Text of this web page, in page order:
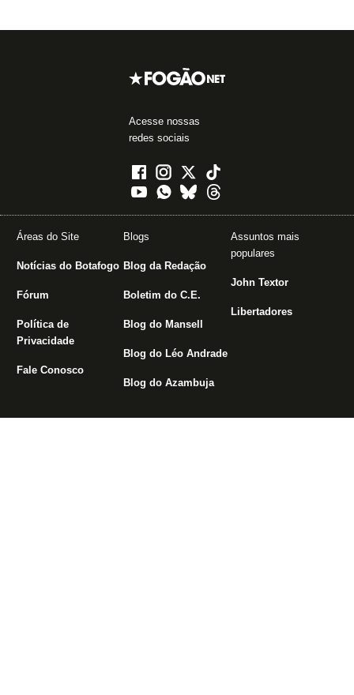
Acesse nossas
redes sociais
Áreas do Site
Notícias do Botafogo
Fórum
Política de
Privacidade
Fale Conosco
Blogs
Blog da Redação
Boletim do C.E.
Blog do Mansell
Blog do Léo Andrade
Blog do Azambuja
Assuntos mais
populares
John Textor
Libertadores